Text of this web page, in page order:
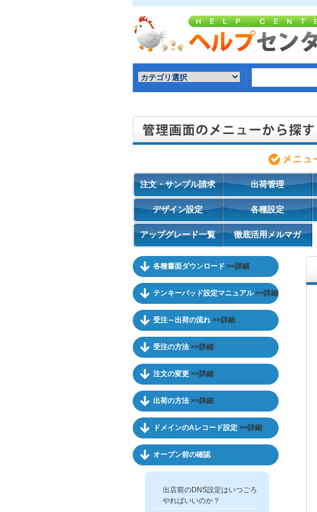
注文・サンプル請求 出荷管理
デザイン設定 各種設定
アップグレード一覧 徹底活用メルマガ
各種書面ダウンロード >>詳細
テンキーパッド設定マニュアル>>詳細
受注～出荷の流れ >>詳細
受注の方法 >>詳細
注文の変更 >>詳細
出荷の方法 >>詳細
ドメインのAレコード設定 >>詳細
オープン前の確認
出店前のDNS設定はいつごろ
やればいいのか？